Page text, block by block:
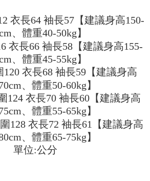
kepada maklumat yang dinyatakan
transaksi seterusnya.
dalam masa 30 minit selepas pesanan
gagal dalam proses semakan, pesanan
Jika permohonan gagal pada
ini bermakna kriteria pemarkahan sistem
khusus tidak akan didedahkan.
OP Pay Later akan dibilkan secara
dalam bil telekom anda. SMS peringatan
selepas kitaran bil bulanan.
apabila anda menerima produk. Sila buat
serbaneka utama, ATM atau perbankan
pembayaran atau pemberitahuan tolak aplikasi
tempoh pembayaran adalah 14 hari. Walau
yang telah memuat turun Aplikasi AFTEE
AFTEE boleh menikmati tempoh pembayaran
dari masa kedai meminta pembayaran anda,
hari yang boleh dilanjutkan oleh AFTEE. Anda
pembayaran anda sebelum anda menerima
tiada jaminan bahawa anda boleh
semasa tempoh pembayaran (cth.: produk
yang mungkin mengambil masa yang lebih
percuma untuk pesanan
percuma untuk pesanan
percuma untuk pesanan
衣長64 袖長57【建議身高150-
、體重40-50kg】
衣長66 袖長58【建議身高155-
、體重45-55kg】
衣長68 袖長59【建議身高
、體重50-60kg】
124 衣長70 袖長60【建議身高
、體重55-65kg】
128 衣長72 袖長61【建議身高
、體重65-75kg】
單位:公分